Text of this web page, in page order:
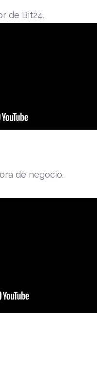
de Bit24.
de negocio.